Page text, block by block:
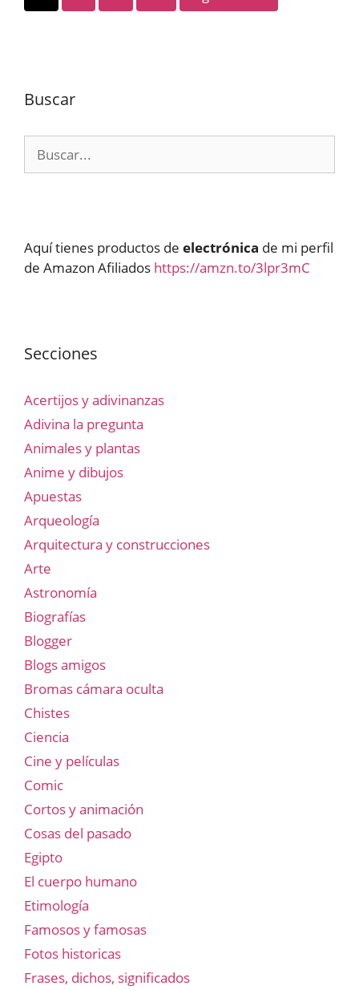
Buscar
Aquí tienes productos de electrónica de mi perfil
de Amazon Afiliados https://amzn.to/3lpr3mC
Secciones
Acertijos y adivinanzas
Adivina la pregunta
Animales y plantas
Anime y dibujos
Apuestas
Arqueología
Arquitectura y construcciones
Arte
Astronomía
Biografías
Blogger
Blogs amigos
Bromas cámara oculta
Chistes
Ciencia
Cine y películas
Comic
Cortos y animación
Cosas del pasado
Egipto
El cuerpo humano
Etimología
Famosos y famosas
Fotos historicas
Frases, dichos, significados